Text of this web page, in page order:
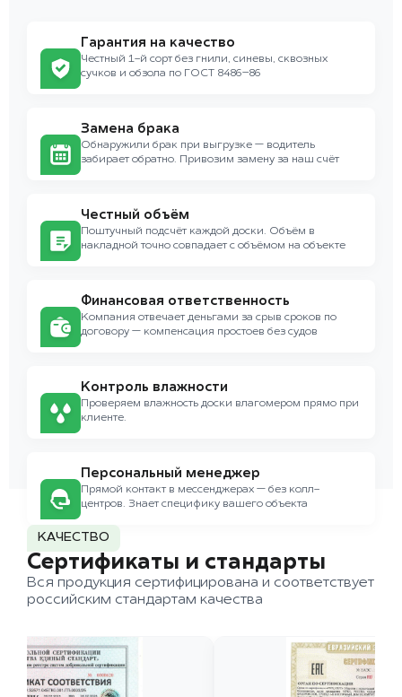
Гарантия на качество
Честный 1-й сорт без гнили, синевы, сквозных
сучков и обзола по ГОСТ 8486–86
Замена брака
Обнаружили брак при выгрузке — водитель
забирает обратно. Привозим замену за наш счёт
Честный объём
Поштучный подсчёт каждой доски. Объём в
накладной точно совпадает с объёмом на объекте
Финансовая ответственность
Компания отвечает деньгами за срыв сроков по
договору — компенсация простоев без судов
Контроль влажности
Проверяем влажность доски влагомером прямо при
клиенте.
Персональный менеджер
Прямой контакт в мессенджерах — без колл-
центров. Знает специфику вашего объекта
КАЧЕСТВО
Сертификаты и стандарты
Вся продукция сертифицирована и соответствует
российским стандартам качества